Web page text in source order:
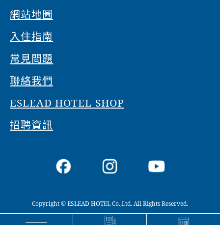
網站地圖
入住指南
常見問題
聯絡我們
ESLEAD HOTEL SHOP
招聘資訊
Copyright © ESLEAD HOTEL Co.,Ltd. All Rights Reserved.